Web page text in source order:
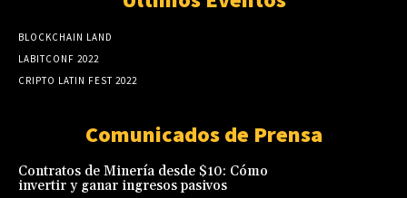
BLOCKCHAIN LAND
LABITCONF 2022
CRIPTO LATIN FEST 2022
Comunicados de Prensa
Contratos de Minería desde $10: Cómo
invertir y ganar ingresos pasivos